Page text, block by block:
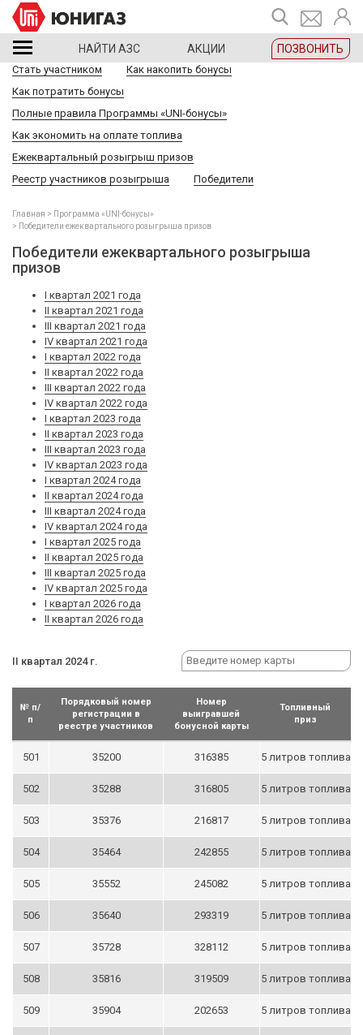
НАЙТИ АЗС АКЦИИ ПОЗВОНИТЬ
Стать участником
Как накопить бонусы
Как потратить бонусы
Полные правила Программы «UNI-бонусы»
Как экономить на оплате топлива
Ежеквартальный розыгрыш призов
Реестр участников розыгрыша
Победители
Главная
Программа «UNI-бонусы»
Победители ежеквартального розыгрыша призов
Победители ежеквартального розыгрыша
призов
I квартал 2021 года
II квартал 2021 года
III квартал 2021 года
IV квартал 2021 года
I квартал 2022 года
II квартал 2022 года
III квартал 2022 года
IV квартал 2022 года
I квартал 2023 года
II квартал 2023 года
III квартал 2023 года
IV квартал 2023 года
I квартал 2024 года
II квартал 2024 года
III квартал 2024 года
IV квартал 2024 года
I квартал 2025 года
II квартал 2025 года
III квартал 2025 года
IV квартал 2025 года
I квартал 2026 года
II квартал 2026 года
II квартал 2024 г.
№ п/
п
Порядковый номер
регистрации в
реестре участников
Номер
выигравшей
бонусной карты
Топливный
приз
501 35200 316385 5 литров топлива
502 35288 316805 5 литров топлива
503 35376 216817 5 литров топлива
504 35464 242855 5 литров топлива
505 35552 245082 5 литров топлива
506 35640 293319 5 литров топлива
507 35728 328112 5 литров топлива
508 35816 319509 5 литров топлива
509 35904 202653 5 литров топлива